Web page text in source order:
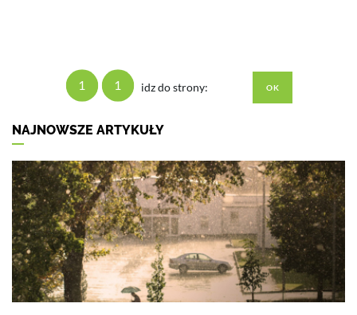
1 1 idz do strony:
NAJNOWSZE ARTYKUŁY